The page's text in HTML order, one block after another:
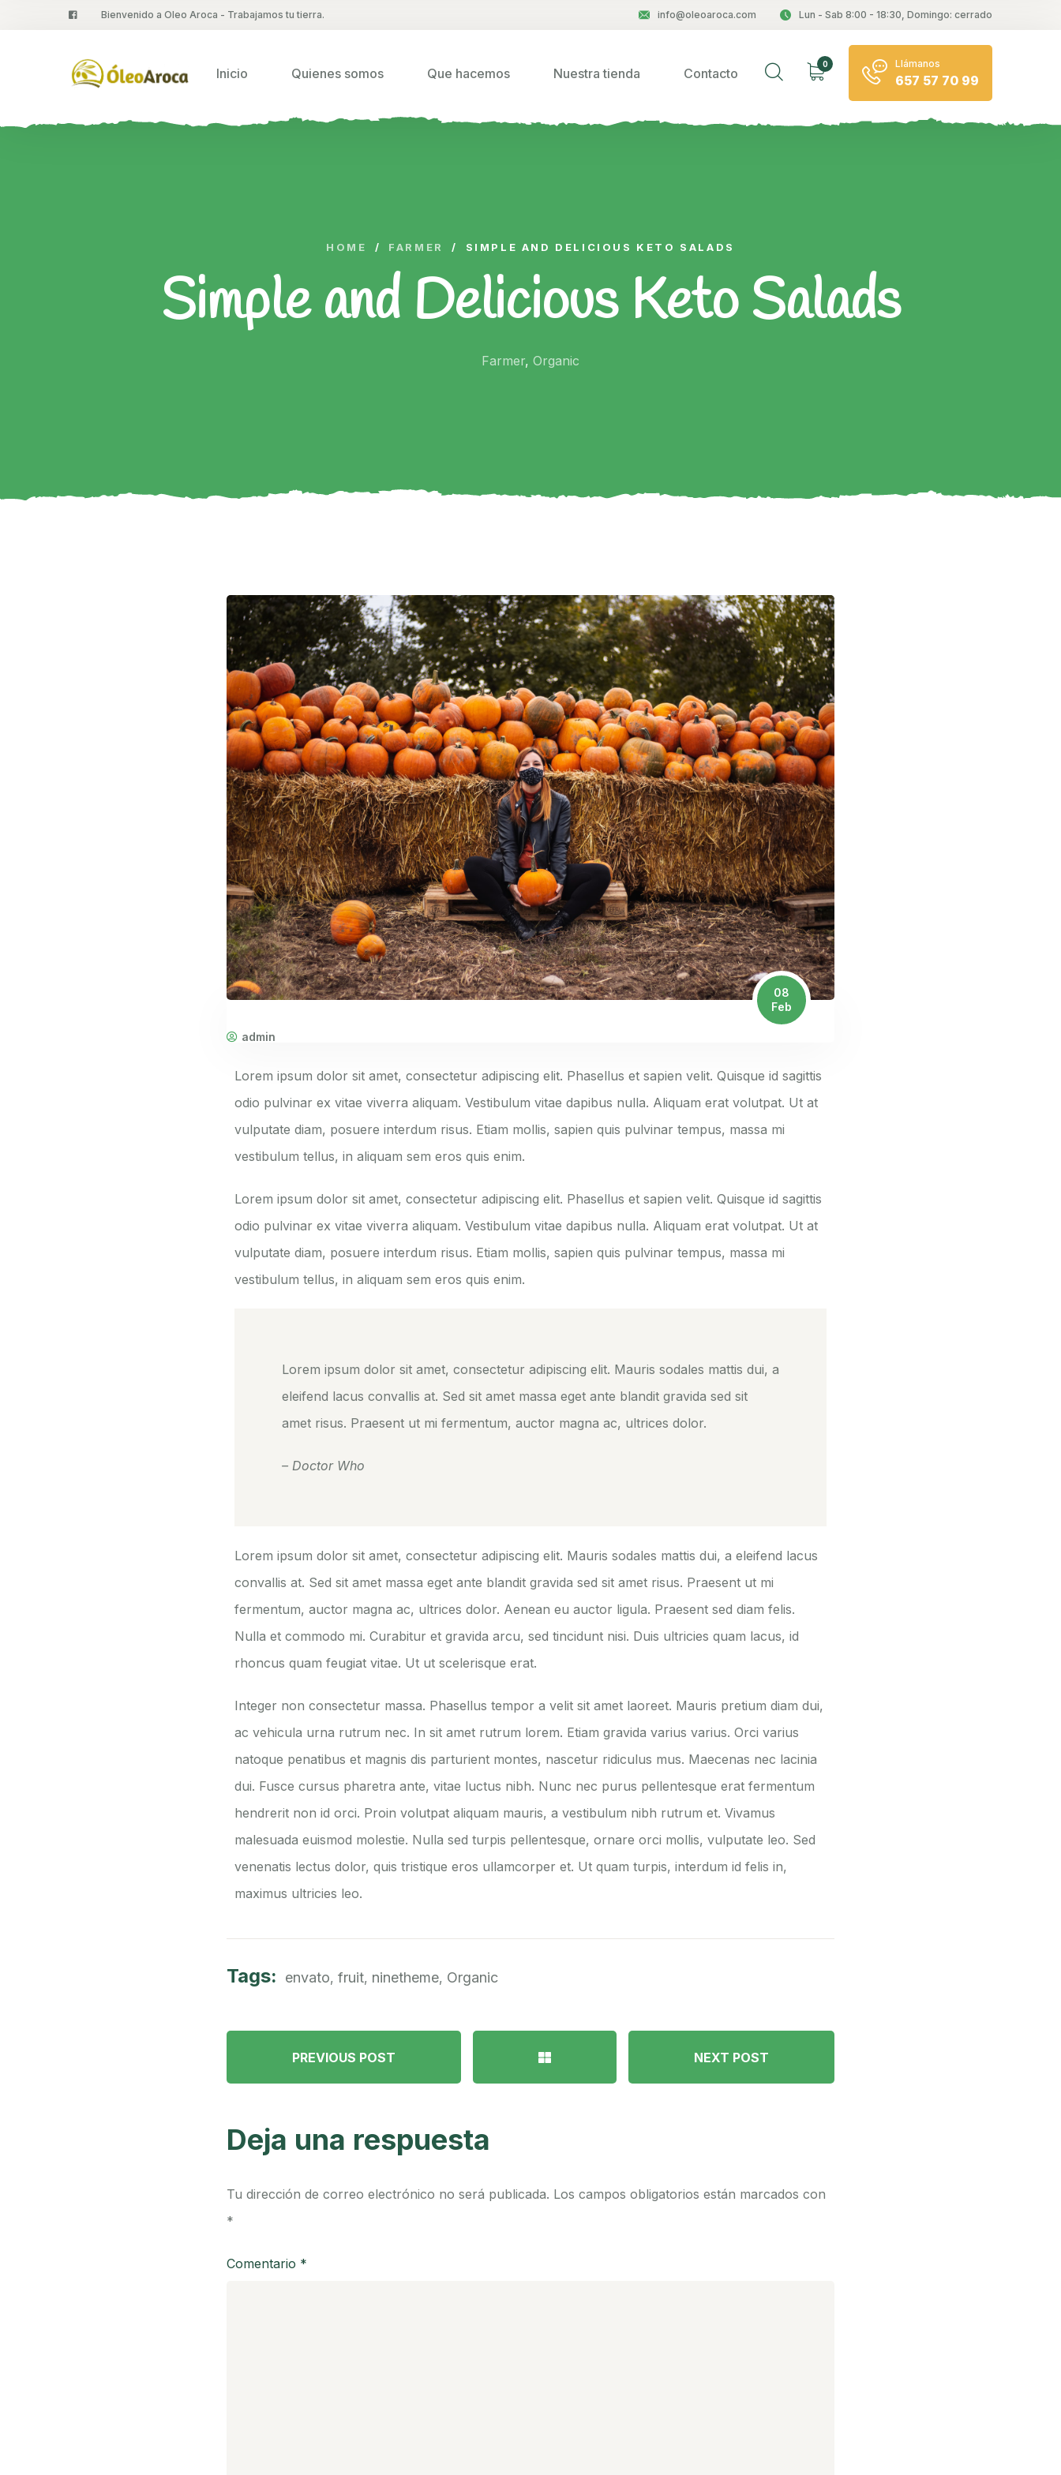
Bienvenido a Oleo Aroca - Trabajamos tu tierra. info@oleoaroca.com Lun - Sab 8:00 - 18:30, Domingo: cerrado
Inicio Quienes somos Que hacemos Nuestra tienda Contacto
0 Llámanos
657 57 70 99
HOME / FARMER / SIMPLE AND DELICIOUS KETO SALADS
Simple and Delicious Keto Salads
Farmer, Organic
08
Feb
admin
Lorem ipsum dolor sit amet, consectetur adipiscing elit. Phasellus et sapien velit. Quisque id sagittis
odio pulvinar ex vitae viverra aliquam. Vestibulum vitae dapibus nulla. Aliquam erat volutpat. Ut at
vulputate diam, posuere interdum risus. Etiam mollis, sapien quis pulvinar tempus, massa mi
vestibulum tellus, in aliquam sem eros quis enim.
Lorem ipsum dolor sit amet, consectetur adipiscing elit. Phasellus et sapien velit. Quisque id sagittis
odio pulvinar ex vitae viverra aliquam. Vestibulum vitae dapibus nulla. Aliquam erat volutpat. Ut at
vulputate diam, posuere interdum risus. Etiam mollis, sapien quis pulvinar tempus, massa mi
vestibulum tellus, in aliquam sem eros quis enim.
Lorem ipsum dolor sit amet, consectetur adipiscing elit. Mauris sodales mattis dui, a
eleifend lacus convallis at. Sed sit amet massa eget ante blandit gravida sed sit
amet risus. Praesent ut mi fermentum, auctor magna ac, ultrices dolor.
– Doctor Who
Lorem ipsum dolor sit amet, consectetur adipiscing elit. Mauris sodales mattis dui, a eleifend lacus
convallis at. Sed sit amet massa eget ante blandit gravida sed sit amet risus. Praesent ut mi
fermentum, auctor magna ac, ultrices dolor. Aenean eu auctor ligula. Praesent sed diam felis.
Nulla et commodo mi. Curabitur et gravida arcu, sed tincidunt nisi. Duis ultricies quam lacus, id
rhoncus quam feugiat vitae. Ut ut scelerisque erat.
Integer non consectetur massa. Phasellus tempor a velit sit amet laoreet. Mauris pretium diam dui,
ac vehicula urna rutrum nec. In sit amet rutrum lorem. Etiam gravida varius varius. Orci varius
natoque penatibus et magnis dis parturient montes, nascetur ridiculus mus. Maecenas nec lacinia
dui. Fusce cursus pharetra ante, vitae luctus nibh. Nunc nec purus pellentesque erat fermentum
hendrerit non id orci. Proin volutpat aliquam mauris, a vestibulum nibh rutrum et. Vivamus
malesuada euismod molestie. Nulla sed turpis pellentesque, ornare orci mollis, vulputate leo. Sed
venenatis lectus dolor, quis tristique eros ullamcorper et. Ut quam turpis, interdum id felis in,
maximus ultricies leo.
Tags: envato, fruit, ninetheme, Organic
PREVIOUS POST NEXT POST
Deja una respuesta
Tu dirección de correo electrónico no será publicada. Los campos obligatorios están marcados con
*
Comentario *